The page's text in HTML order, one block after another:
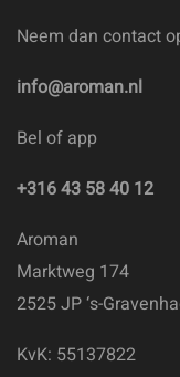
Neem dan contact
info@aroman.nl
Bel of app
+316 43 58 40 12
Aroman
Marktweg 174
2525 JP ‘s-
KvK: 55137822